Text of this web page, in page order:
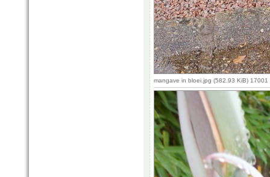
mangave in bloei.jpg (582.93 KiB) 17001